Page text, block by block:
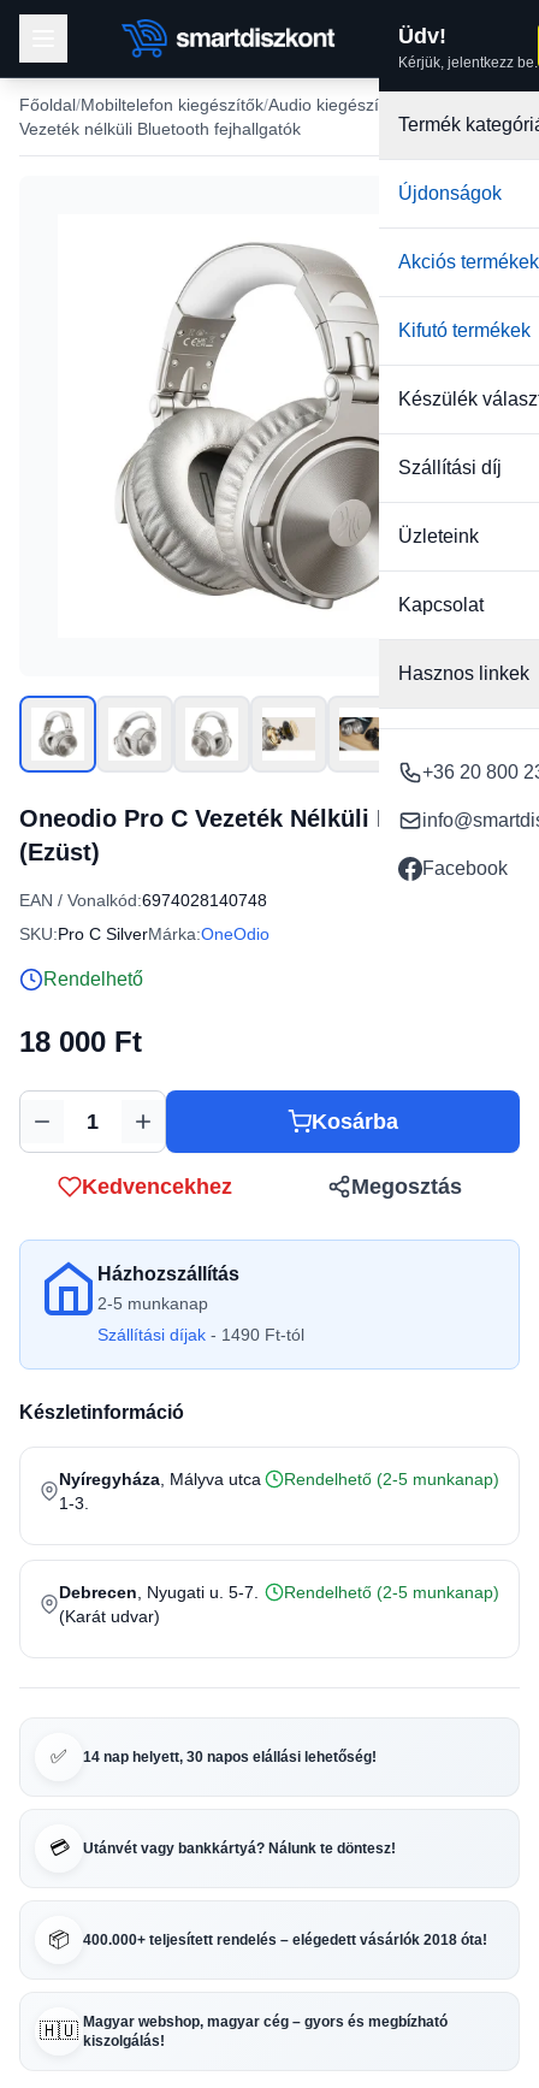
Üdv!
Kérjük, jelentkezz be.
Termék
Újdonságok
Akciós termékek
Kifutó termékek
Készülék
Szállítási díj
Üzleteink
Kapcsolat
Hasznos linkek
+36 20 800
Facebook
Főoldal Mobiltelefon kiegészítők Audio kiegészítők
Vezeték nélküli Bluetooth fejhallgatók
Oneodio Pro C Vezeték Nélküli Fejhallgató
(Ezüst)
EAN / Vonalkód:6974028140748
SKU:Pro C SilverMárka:OneOdio
Rendelhető
18 000 Ft
Mennyiség Kosárba
Kedvencekhez Megosztás
Házhozszállítás
2-5 munkanap
Szállítási díjak - 1490 Ft-tól
Készletinformáció
Nyíregyháza , Mályva utca
1-3.
Rendelhető (2-5 munkanap)
Debrecen , Nyugati u. 5-7.
(Karát udvar)
Rendelhető (2-5 munkanap)
✅ 14 nap helyett, 30 napos elállási lehetőség!
💳 Utánvét vagy bankkártyá? Nálunk te döntesz!
📦 400.000+ teljesített rendelés – elégedett vásárlók 2018 óta!
🇭🇺 Magyar webshop, magyar cég – gyors és megbízható
kiszolgálás!